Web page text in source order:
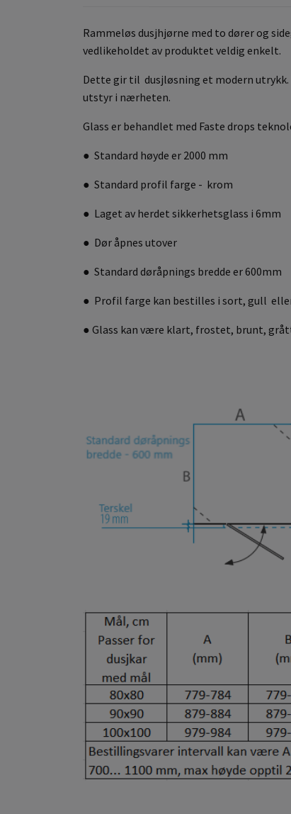
Rammeløs dusjhjørne med to dører og
vedlikeholdet av produktet veldig enkelt.
Dette gir til dusjløsning et modern utrykk.
utstyr i nærheten.
Glass er behandlet med Faste drops
● Standard høyde er 2000 mm
● Standard profil farge - krom
● Laget av herdet sikkerhetsglass i 6mm
● Dør åpnes utover
● Standard døråpnings bredde er 600mm
● Profil farge kan bestilles i sort, gull eller
● Glass kan være klart, frostet, brunt,